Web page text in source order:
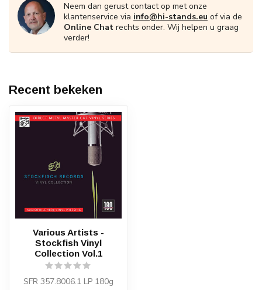
Neem dan gerust contact op met onze
klantenservice via info@hi-stands.eu of via de
Online Chat rechts onder. Wij helpen u graag
verder!
Recent bekeken
Various Artists -
Stockfish Vinyl
Collection Vol.1
SFR 357.8006.1 LP 180g